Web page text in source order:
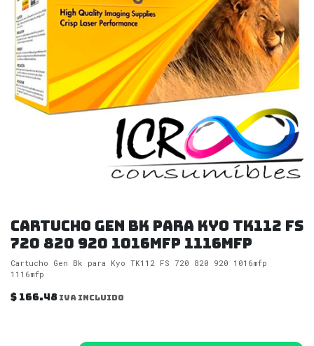
Cartucho Gen Bk para Kyo TK112 FS
720 820 920 1016mfp 1116mfp
Cartucho Gen Bk para Kyo TK112 FS 720 820 920 1016mfp
1116mfp
$ 166.48 IVA incluido